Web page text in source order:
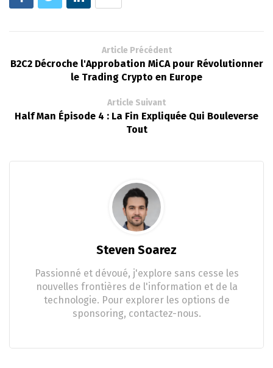
Article Précédent
B2C2 Décroche l'Approbation MiCA pour Révolutionner
le Trading Crypto en Europe
Article Suivant
Half Man Épisode 4 : La Fin Expliquée Qui Bouleverse
Tout
Steven Soarez
Passionné et dévoué, j'explore sans cesse les
nouvelles frontières de l'information et de la
technologie. Pour explorer les options de
sponsoring, contactez-nous.